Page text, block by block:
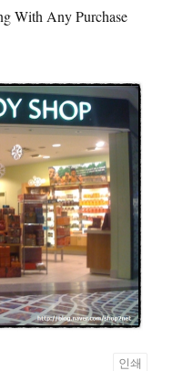
With Any Purchase
인쇄